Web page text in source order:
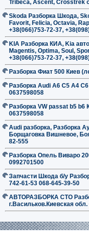
Tribeca, Ascent, Crosstrek
Skoda Разборка Шкода,
Favorit, Felicia, Octavia,
+38(066)753-72-37,
KIA Разборка КИА, Kia
Magentis, Optima, Soul,
+38(066)753-72-37,
Разборка Фиат 500 Киев
Разборка Audi A6 C5 A4
0637598058
Разборка VW passat b5 b6
0637598058
Audi разборка, Разборка
Борщаговка Вишневое,
82-555
Разборка Опель Виваро
0992701500
Запчасти Шкода б/у
742-61-53 068-645-39-50
АВТОРАЗБОРКА СТО
г.Васильков.Киевская